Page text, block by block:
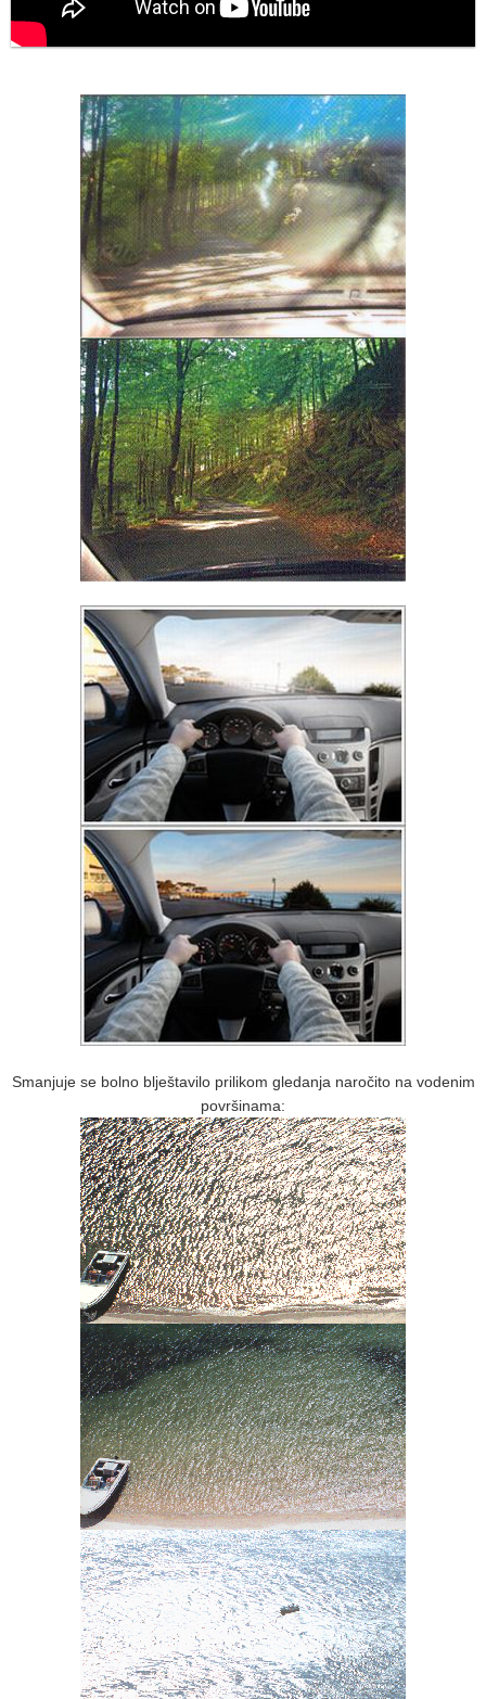
Smanjuje se bolno blještavilo prilikom gledanja naročito na vodenim
površinama: